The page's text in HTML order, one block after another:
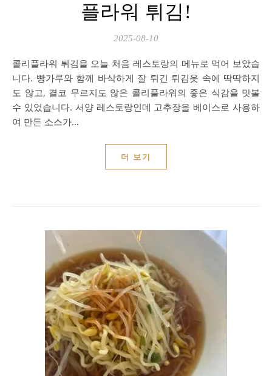
플라워 튀김!
2025-08-10
콜리플라워 튀김을 오늘 처음 레스토랑의 메뉴로 먹어 보았습
니다. 빵가루와 함께 바삭하게 잘 튀긴 튀김옷 속에 딱딱하지
도 않고, 결코 무르지도 않은 콜리플라워의 좋은 식감을 맛볼
수 있었습니다. 서양 레스토랑인데 고추장을 베이스로 사용하
여 만든 소스가…
더 보기